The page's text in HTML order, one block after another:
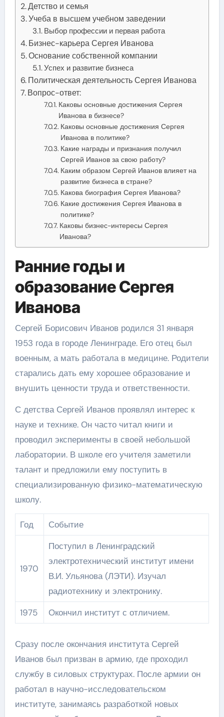
Детство и семья
Учеба в высшем учебном заведении
Выбор профессии и первая работа
Бизнес-карьера Сергея Иванова
Основание собственной компании
Успех и развитие бизнеса
Политическая деятельность Сергея Иванова
Вопрос-ответ:
Каковы основные достижения Сергея
Иванова в бизнесе?
Каковы основные достижения Сергея
Иванова в политике?
Какие награды и признания получил
Сергей Иванов за свою работу?
Каким образом Сергей Иванов влияет на
развитие бизнеса в стране?
Какова биография Сергея Иванова?
Какие достижения Сергея Иванова в
политике?
Каковы бизнес-интересы Сергея
Иванова?
Ранние годы и
образование Сергея
Иванова
Сергей Борисович Иванов родился 31 января
1953 года в городе Ленинграде. Его отец был
военным, а мать работала в медицине. Родители
старались дать ему хорошее образование и
внушить ценности труда и ответственности.
С детства Сергей Иванов проявлял интерес к
науке и технике. Он часто читал книги и
проводил эксперименты в своей небольшой
лаборатории. В школе его учителя заметили
талант и предложили ему поступить в
специализированную физико-математическую
школу.
Год Событие
1970
Поступил в Ленинградский
электротехнический институт имени
В.И. Ульянова (ЛЭТИ). Изучал
радиотехнику и электронику.
1975
Окончил институт с отличием.
Сразу после окончания института Сергей
Иванов был призван в армию, где проходил
службу в силовых структурах. После армии он
работал в научно-исследовательском
институте, занимаясь разработкой новых